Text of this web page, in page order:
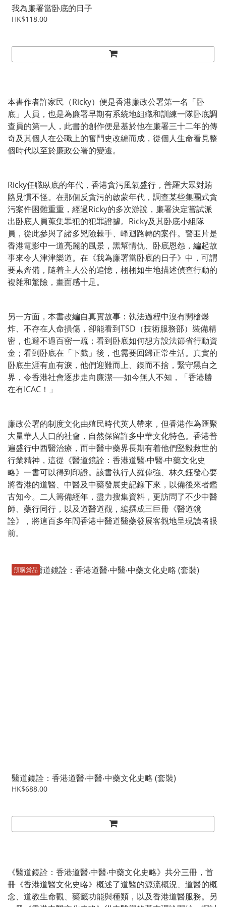
我為廉署當卧底的日子
HK$118.00
本書作者許家民（Ricky）便是香港廉政公署第一名「卧
底」人員，也是為廉署早期有系統地組織和訓練一隊卧底調
查員的第一人，此書的創作便是基於他在廉署三十二年的傳
奇及其個人在公職上的奮鬥史改編而成，從個人生命看見整
個時代以至於廉政公署的變遷。
Ricky任職臥底的年代，香港貪污風氣盛行，普羅大眾對賄
賂見慣不怪。在那個反貪污的啟蒙年代，調查某些集團式貪
污案件困難重重，經過Ricky的多次游說，廉署決定嘗試派
出卧底人員蒐集罪犯的犯罪證據。Ricky及其卧底小組隊
員，從此參與了諸多兇險棘手、峰迴路轉的案件。警匪片是
香港電影中一道亮麗的風景，黑幫情仇、卧底恩怨，編起故
事來令人津津樂道。在《我為廉署當卧底的日子》中，可謂
要素齊備，隨着主人公的追憶，栩栩如生地描述偵查行動的
複雜和驚險，畫面感十足。
另一方面，本書改編自真實故事：執法過程中沒有開槍爆
炸、不存在人命損傷，卻能看到TSD（技術服務部）裝備精
密，也避不過百密一疏；看到卧底如何想方設法節省行動資
金；看到卧底在「下戲」後，也需要回歸正常生活。真實的
卧底生涯有血有淚，他們迎難而上、鍥而不捨，緊守黑白之
界，令香港社會逐步走向廉潔──如今無人不知，「香港勝
在有ICAC！」
廉政公署的制度文化由殖民時代英人帶來，但香港作為匯聚
大量華人人口的社會，自然保留許多中華文化特色。香港普
遍盛行中西醫治療，而中醫中藥界長期有着他們堅毅救世的
行業精神，這從《醫道鏡詮：香港道醫‧中醫‧中藥文化史
略》一書可以得到印證。該書執行人羅偉強、林久鈺發心要
將香港的道醫、中醫及中藥發展史記錄下來，以備後來者鑑
古知今。二人籌備經年，盡力搜集資料，更訪問了不少中醫
師、藥行同行，以及道醫道觀，編撰成三巨冊《醫道鏡
詮》，將這百多年間香港中醫道醫藥發展客觀地呈現讀者眼
前。
預購貨品
醫道鏡詮：香港道醫‧中醫‧中藥文化史略 (套裝)
HK$688.00
《醫道鏡詮：香港道醫‧中醫‧中藥文化史略》共分三冊，首
冊《香港道醫文化史略》概述了道醫的源流概況、道醫的概
念、道教生命觀、藥籤功能與種類，以及香港道醫服務。另